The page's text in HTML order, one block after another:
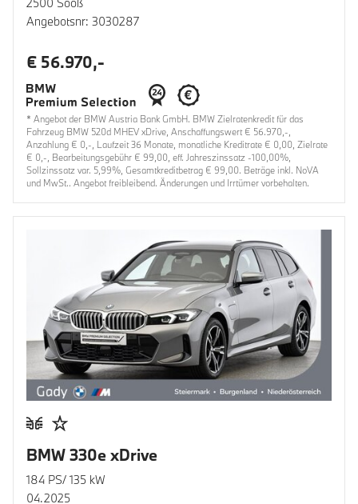
Angebotsnr: 3030287
€ 56.970,-
* Angebot der BMW Austria Bank GmbH. BMW Zielratenkredit für das
Fahrzeug BMW 520d MHEV xDrive, Anschaffungswert € 56.970,-,
Anzahlung € 0,-, Laufzeit 36 Monate, monatliche Kreditrate € 0,00, Zielrate
€ 0,-, Bearbeitungsgebühr € 99,00, eff. Jahreszinssatz -100,00%,
Sollzinssatz var. 5,99%, Gesamtkreditbetrag € 99,00. Beträge inkl. NoVA
und MwSt.. Angebot freibleibend. Änderungen und Irrtümer vorbehalten.
BMW 330e xDrive
184 PS/ 135 kW
04.2025